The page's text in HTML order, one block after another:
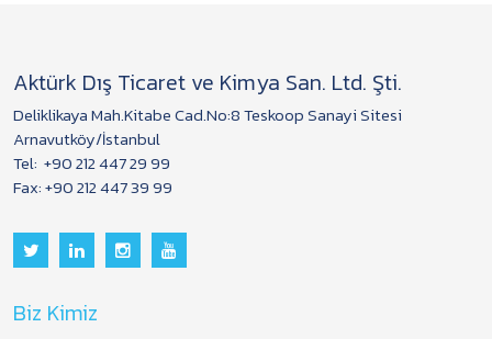
Aktürk Dış Ticaret ve Kimya San. Ltd. Şti.
Deliklikaya Mah.Kitabe Cad.No:8 Teskoop Sanayi Sitesi
Arnavutköy/İstanbul
Tel: +90 212 447 29 99
Fax: +90 212 447 39 99
Biz Kimiz